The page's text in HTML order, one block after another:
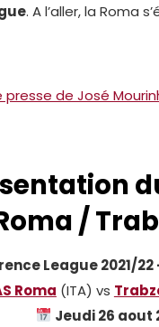
. A l’aller, la Roma
de José
/
League 2021/
Roma (ITA) vs
Jeudi 26 aout